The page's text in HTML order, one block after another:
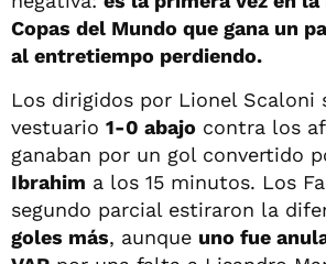
Copas del Mundo que gana un
al entretiempo perdiendo.
Los dirigidos por Lionel Scaloni
vestuario 1-0 abajo contra los
ganaban por un gol convertido
Ibrahim a los 15 minutos. Los
segundo parcial estiraron la
goles más, aunque uno fue